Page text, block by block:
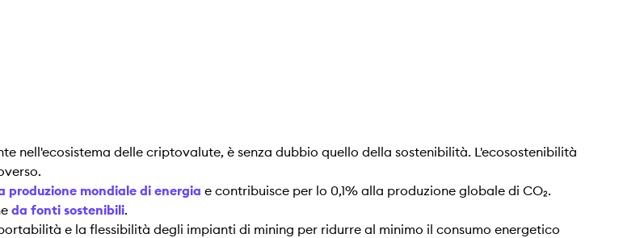
nell'ecosistema delle criptovalute, è senza dubbio quello della sostenibilità. L'ecosostenibilità
produzione mondiale di energia e contribuisce per lo 0,1% alla produzione globale di CO₂.
da fonti sostenibili.
e la flessibilità degli impianti di mining per ridurre al minimo il consumo energetico